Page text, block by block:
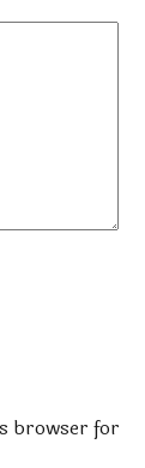
browser for